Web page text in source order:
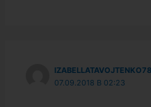
07.09.2018 В 02:23